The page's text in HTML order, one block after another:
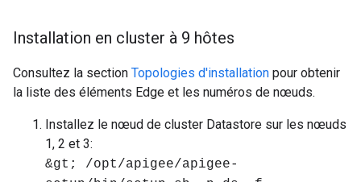
Installation en cluster à 9 hôtes
Consultez la section Topologies d'installation pour obtenir
la liste des éléments Edge et les numéros de nœuds.
Installez le nœud de cluster Datastore sur les nœuds
1, 2 et 3:
&gt; /opt/apigee/apigee-